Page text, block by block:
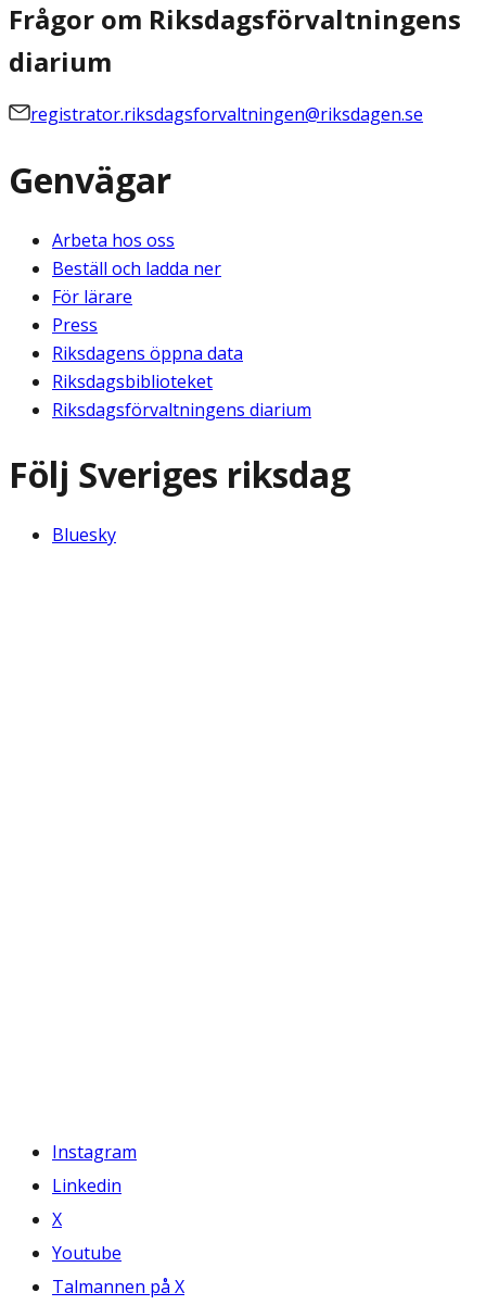
Frågor om Riksdagsförvaltningens
diarium
registrator.riksdagsforvaltningen@riksdagen.se
Genvägar
Arbeta hos oss
Beställ och ladda ner
För lärare
Press
Riksdagens öppna data
Riksdagsbiblioteket
Riksdagsförvaltningens diarium
Följ Sveriges riksdag
Bluesky
Instagram
Linkedin
X
Youtube
Talmannen på X